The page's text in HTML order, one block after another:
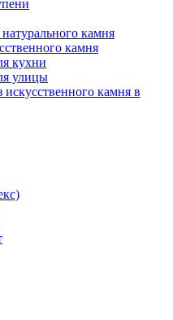
камня
камня
кухни
улицы
камня в